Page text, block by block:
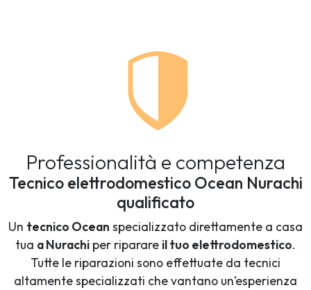
Professionalità e competenza
Tecnico elettrodomestico Ocean Nurachi
qualificato
Un tecnico Ocean specializzato direttamente a casa
tua a Nurachi per riparare il tuo elettrodomestico.
Tutte le riparazioni sono effettuate da tecnici
altamente specializzati che vantano un’esperienza